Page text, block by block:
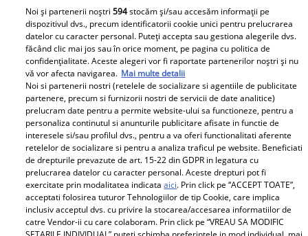
Cabral rupe tăcerea după
divorțul de Andreea Ibacka. „Nu
mi-a convenit să spun asta cu
voce tare. M-a afectat”
Noi și partenerii noștri594stocăm și/sau accesăm informații pe
dispozitivul dvs., precum identificatorii cookie unici pentru prelucrarea
datelor cu caracter personal. Puteți accepta sau gestiona alegerile dvs.
făcând clic mai jos sau în orice moment, pe pagina cu politica de
confidențialitate. Aceste alegeri vor fi raportate partenerilor noștri și nu
vă vor afecta navigarea. Mai multe detalii
Noi si partenerii nostri (retelele de socializare si agentiile de publicitate
partenere, precum si furnizorii nostri de servicii de date analitice)
prelucram date pentru a permite website-ului sa functioneze, pentru a
personaliza continutul si anunturile publicitare afisate in functie de
interesele si/sau profilul dvs., pentru a va oferi functionalitati aferente
retelelor de socializare si pentru a analiza traficul pe website. Beneficiati
de drepturile prevazute de art. 15-22 din GDPR in legatura cu
prelucrarea datelor cu caracter personal. Aceste drepturi pot fi
exercitate prin modalitatea indicataaici. Prin click pe “ACCEPT TOATE”,
acceptati folosirea tuturor Tehnologiilor de tip Cookie, care implica
inclusiv acceptul dvs. cu privire la stocarea/accesarea informatiilor de
catre Vendor-ii cu care colaboram. Prin click pe “VREAU SA MODIFIC